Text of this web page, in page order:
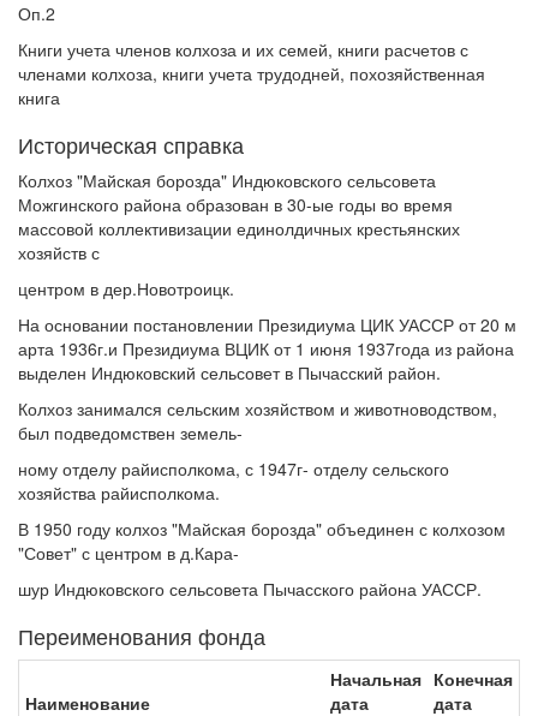
Оп.2
Книги учета членов колхоза и их семей, книги расчетов с
членами колхоза, книги учета трудодней, похозяйственная
книга
Историческая справка
Колхоз "Майская борозда" Индюковского сельсовета
Можгинского района образован в 30-ые годы во время
массовой коллективизации единолдичных крестьянских
хозяйств с
центром в дер.Новотроицк.
На основании постановлении Президиума ЦИК УАССР от 20 м
арта 1936г.и Президиума ВЦИК от 1 июня 1937года из района
выделен Индюковский сельсовет в Пычасский район.
Колхоз занимался сельским хозяйством и животноводством,
был подведомствен земель-
ному отделу райисполкома, с 1947г- отделу сельского
хозяйства райисполкома.
В 1950 году колхоз "Майская борозда" объединен с колхозом
"Совет" с центром в д.Кара-
шур Индюковского сельсовета Пычасского района УАССР.
Переименования фонда
Наименование
Начальная
дата
Конечная
дата